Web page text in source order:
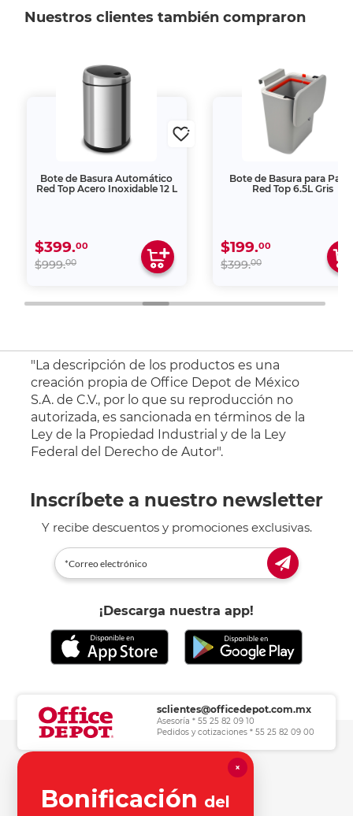
Nuestros clientes también compraron
Bote de Basura Automático
Red Top Acero Inoxidable 12 L
$399.00
$999.00
Bote de Basura para
Red Top 6.5L Gris
$199.00
$399.00
"La descripción de los productos es una
creación propia de Office Depot de México
S.A. de C.V., por lo que su reproducción no
autorizada, es sancionada en términos de la
Ley de la Propiedad Industrial y de la Ley
Federal del Derecho de Autor".
Inscríbete a nuestro newsletter
Y recibe descuentos y promociones exclusivas.
¡Descarga nuestra app!
sclientes@officedepot.com.mx
Asesoría * 55 25 82 09 10
Pedidos y cotizaciones * 55 25 82 09 00
Herramientas de consulta
×
Bonificación del